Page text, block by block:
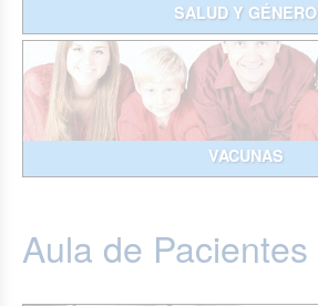
SALUD Y GÉNERO
VACUNAS
Aula de Pacientes